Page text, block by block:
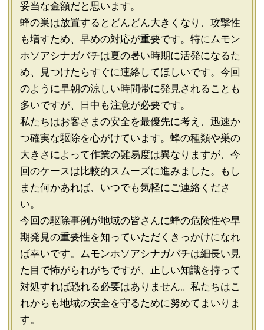
妥当な金額だと思います。
蜂の巣は放置するとどんどん大きくなり、攻撃性
も増すため、早めの対応が重要です。特にムモン
ホソアシナガバチは夏の暑い時期に活発になるた
め、見つけたらすぐに連絡してほしいです。今回
のように早朝の涼しい時間帯に発見されることも
多いですが、日中も注意が必要です。
私たちはお客さまの安全を最優先に考え、迅速か
つ確実な駆除を心がけています。蜂の種類や巣の
大きさによって作業の難易度は異なりますが、今
回のケースは比較的スムーズに進みました。もし
また何かあれば、いつでも気軽にご連絡くださ
い。
今回の駆除事例が地域の皆さんに蜂の危険性や早
期発見の重要性を知っていただくきっかけになれ
ば幸いです。ムモンホソアシナガバチは細長い見
た目で怖がられがちですが、正しい知識を持って
対処すれば恐れる必要はありません。私たちはこ
れからも地域の安全を守るために努めてまいりま
す。